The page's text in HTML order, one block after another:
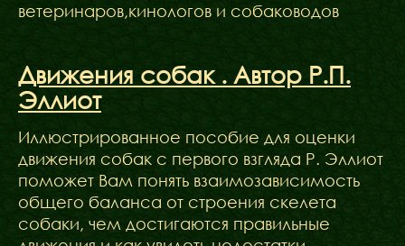
ветеринаров,кинологов и собаководов
Движения собак . Автор Р.П.
Эллиот
Иллюстрированное пособие для оценки
движения собак с первого взгляда Р. Эллиот
поможет Вам понять взаимозависимость
общего баланса от строения скелета
собаки, чем достигаются правильные